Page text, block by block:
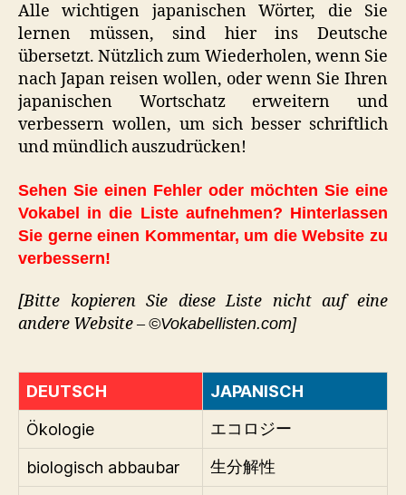
Alle wichtigen japanischen Wörter, die Sie
lernen müssen, sind hier ins Deutsche
übersetzt. Nützlich zum Wiederholen, wenn Sie
nach Japan reisen wollen, oder wenn Sie Ihren
japanischen Wortschatz erweitern und
verbessern wollen, um sich besser schriftlich
und mündlich auszudrücken!
Sehen Sie einen Fehler oder möchten Sie eine
Vokabel in die Liste aufnehmen? Hinterlassen
Sie gerne einen Kommentar, um die Website zu
verbessern!
[Bitte kopieren Sie diese Liste nicht auf eine
andere Website – ©Vokabellisten.com]
DEUTSCH
JAPANISCH
Ökologie
エコロジー
biologisch abbaubar 生分解性